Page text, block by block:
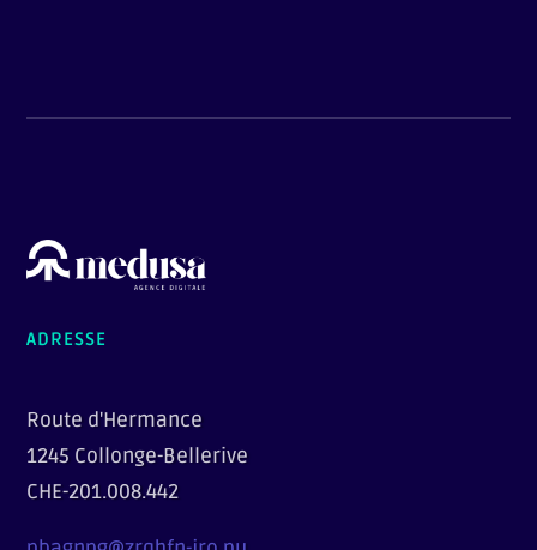
ADRESSE
Route d'Hermance
1245 Collonge-Bellerive
CHE-201.008.442